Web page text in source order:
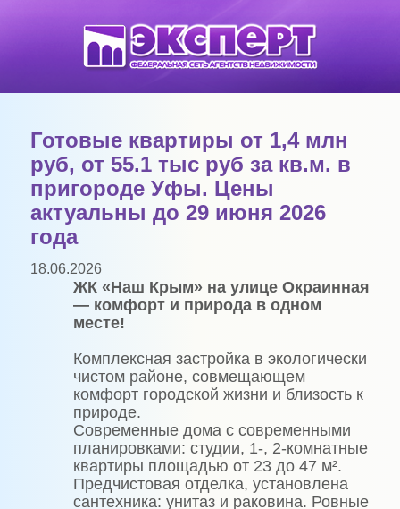
Готовые квартиры от 1,4 млн
руб, от 55.1 тыс руб за кв.м. в
пригороде Уфы. Цены
актуальны до 29 июня 2026
года
18.06.2026
ЖК «Наш Крым» на улице Окраинная
— комфорт и природа в одном
месте!
Комплексная застройка в экологически
чистом районе, совмещающем
комфорт городской жизни и близость к
природе.
Современные дома с современными
планировками: студии, 1-, 2-комнатные
квартиры площадью от 23 до 47 м².
Предчистовая отделка, установлена
сантехника: унитаз и раковина. Ровные